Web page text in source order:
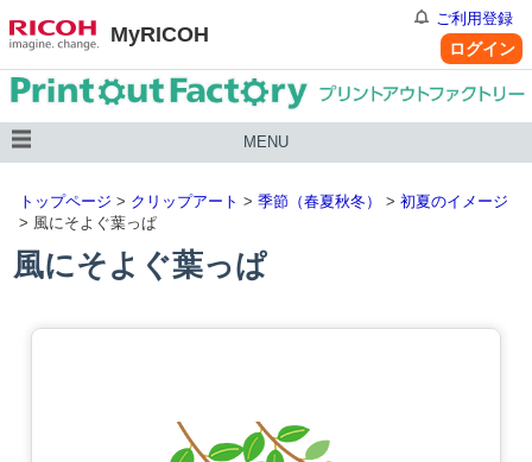
MyRICOH
ご利用登録
ログイン
MENU
トップページ > クリップアート > 季節（春夏秋冬） > 初夏のイメージ
> 風にそよぐ葉っぱ
風にそよぐ葉っぱ